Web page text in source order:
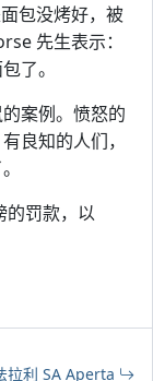
包没烤好，被
先生表示：
了。
案例。愤怒的
良知的人们，
的罚款，以
拉利 SA Aperta